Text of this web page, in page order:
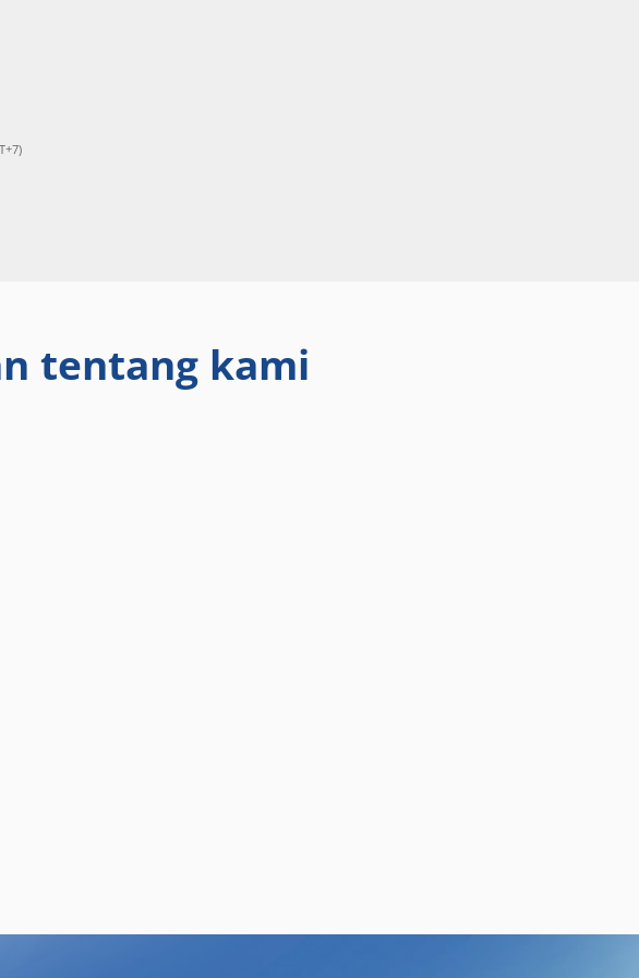
tentang kami